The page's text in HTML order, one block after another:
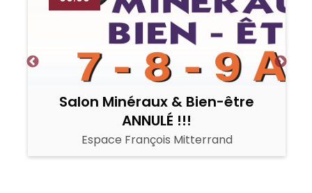
Salon Minéraux & Bien-être
ANNULÉ !!!
Espace François Mitterrand